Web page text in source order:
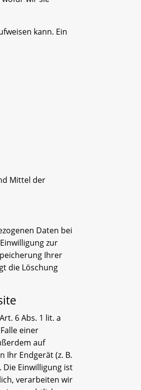
kann. Ein
Mittel der
Daten bei
zur
Ihrer
die Löschung
6 Abs. 1 lit. a
einer
auf
Ihr Endgerät (z. B.
Die Einwilligung ist
verarbeiten wir